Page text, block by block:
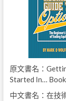
原文書名：
Started In…
中文書名：在技